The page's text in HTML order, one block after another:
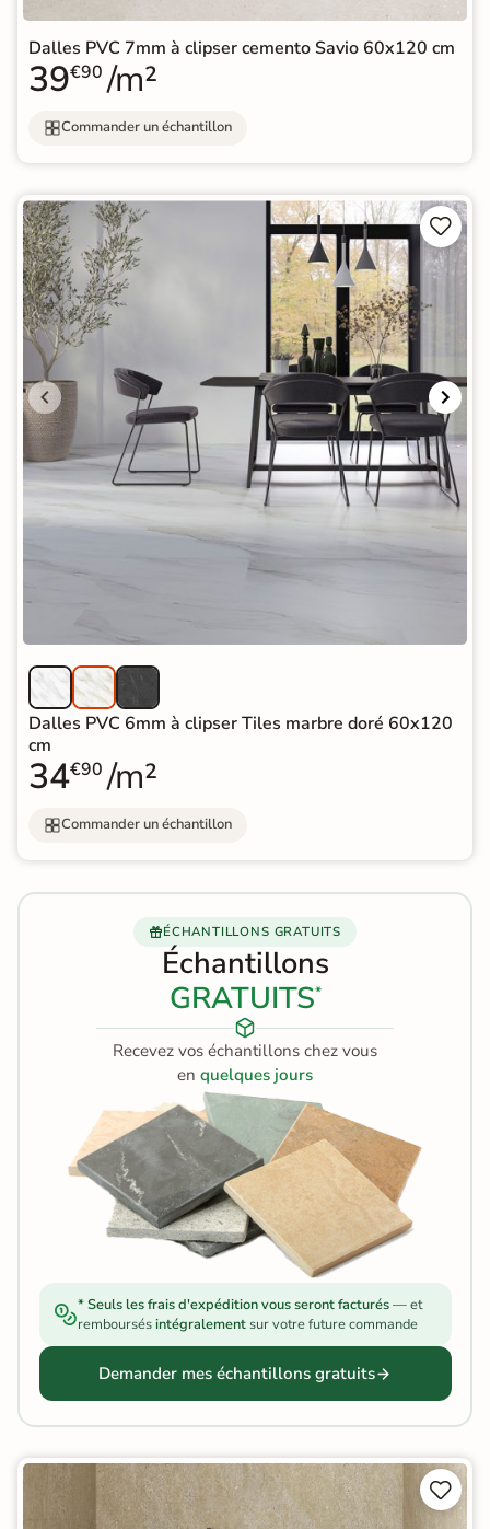
Dalles PVC 7mm à clipser cemento Savio 60x120 cm
39€90 /m²
Commander un échantillon


Dalles PVC 6mm à clipser Tiles marbre doré 60x120
cm
34€90 /m²
Commander un échantillon
ÉCHANTILLONS GRATUITS
Échantillons
GRATUITS*
Recevez vos échantillons chez vous
en quelques jours
* Seuls les frais d'expédition vous seront facturés— et
remboursésintégralementsur votre future commande
Demander mes échantillons gratuits

